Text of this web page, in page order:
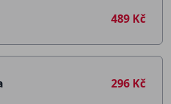
489 Kč
296 Kč